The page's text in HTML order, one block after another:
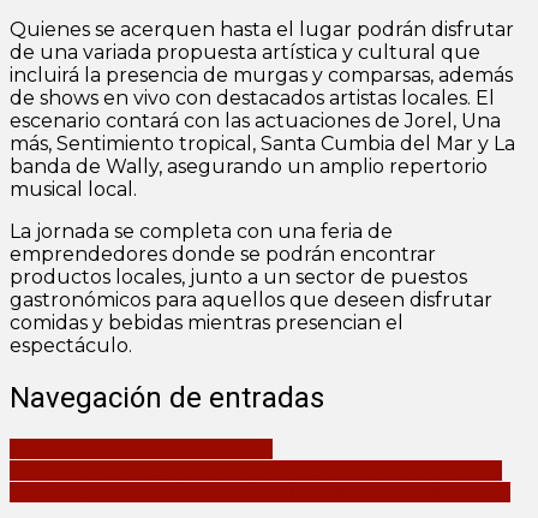
Quienes se acerquen hasta el lugar podrán disfrutar
de una variada propuesta artística y cultural que
incluirá la presencia de murgas y comparsas, además
de shows en vivo con destacados artistas locales. El
escenario contará con las actuaciones de Jorel, Una
más, Sentimiento tropical, Santa Cumbia del Mar y La
banda de Wally, asegurando un amplio repertorio
musical local.
La jornada se completa con una feria de
emprendedores donde se podrán encontrar
productos locales, junto a un sector de puestos
gastronómicos para aquellos que deseen disfrutar
comidas y bebidas mientras presencian el
espectáculo.
Navegación de entradas